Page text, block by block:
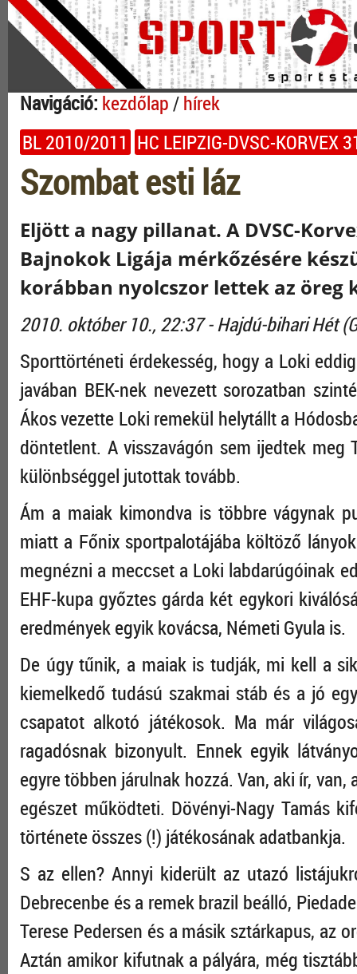
Navigáció: kezdőlap/hírek
BL 2010/2011 HC LEIPZIG-DVSC-KORVEX
Szombat esti láz
Eljött a nagy pillanat. A DVSC-
Bajnokok Ligája mérkőzésére
korábban nyolcszor lettek az öreg
2010. október 10., 22:37 - Hajdú-bihari Hét
Sporttörténeti érdekesség, hogy a Loki
javában BEK-nek nevezett sorozatban
Ákos vezette Loki remekül helytállt a
döntetlent. A visszavágón sem ijedtek
különbséggel jutottak tovább.
Ám a maiak kimondva is többre vágynak
miatt a Főnix sportpalotájába költöző
megnézni a meccset a Loki labdarúgóinak
EHF-kupa győztes gárda két egykori
eredmények egyik kovácsa, Németi Gyula is.
De úgy tűnik, a maiak is tudják, mi kell a
kiemelkedő tudású szakmai stáb és a jó
csapatot alkotó játékosok. Ma már
ragadósnak bizonyult. Ennek egyik
egyre többen járulnak hozzá. Van, aki ír,
egészet működteti. Dövényi-Nagy Tamás
története összes (!) játékosának adatbankja.
S az ellen? Annyi kiderült az utazó
Debrecenbe és a remek brazil beálló,
Terese Pedersen és a másik sztárkapus, az
Aztán amikor kifutnak a pályára, még